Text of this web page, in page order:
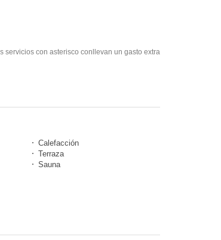
servicios con asterisco conllevan un gasto extra
Calefacción
Terraza
Sauna